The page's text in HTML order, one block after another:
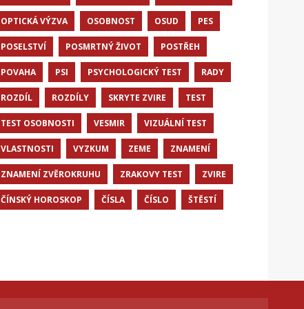
OPTICKÁ VÝZVA OSOBNOST OSUD PES
POSELSTVÍ POSMRTNÝ ŽIVOT POSTŘEH
POVAHA PSI PSYCHOLOGICKÝ TEST RADY
ROZDÍL ROZDÍLY SKRYTE ZVIRE TEST
TEST OSOBNOSTI VESMIR VIZUÁLNÍ TEST
VLASTNOSTI VYZKUM ZEME ZNAMENÍ
ZNAMENÍ ZVĚROKRUHU ZRAKOVY TEST ZVIRE
ČÍNSKÝ HOROSKOP ČÍSLA ČÍSLO ŠTĚSTÍ